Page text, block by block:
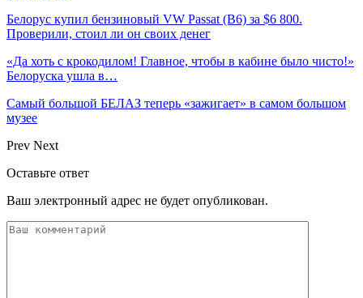
Белорус купил бензиновый VW Passat (B6) за $6 800.
Проверили, стоил ли он своих денег
«Да хоть с крокодилом! Главное, чтобы в кабине было чисто!»
Белоруска ушла в…
Самый большой БЕЛАЗ теперь «зажигает» в самом большом
музее
Prev Next
Оставьте ответ
Ваш электронный адрес не будет опубликован.